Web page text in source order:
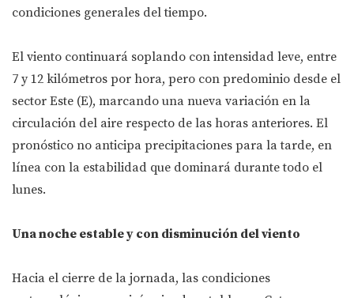
condiciones generales del tiempo.
El viento continuará soplando con intensidad leve, entre
7 y 12 kilómetros por hora, pero con predominio desde el
sector Este (E), marcando una nueva variación en la
circulación del aire respecto de las horas anteriores. El
pronóstico no anticipa precipitaciones para la tarde, en
línea con la estabilidad que dominará durante todo el
lunes.
Una noche estable y con disminución del viento
Hacia el cierre de la jornada, las condiciones